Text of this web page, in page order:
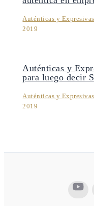
Auténticas y Expresivas
2019
Auténticas y
para luego decir
Auténticas y Expresivas
2019